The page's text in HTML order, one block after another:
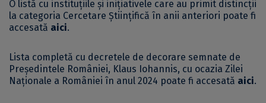
O listă cu instituțiile și inițiativele care au primit distincții
la categoria Cercetare Științifică în anii anteriori poate fi
accesată aici.
Lista completă cu decretele de decorare semnate de
Președintele României, Klaus Iohannis, cu ocazia Zilei
Naționale a României în anul 2024 poate fi accesată aici.